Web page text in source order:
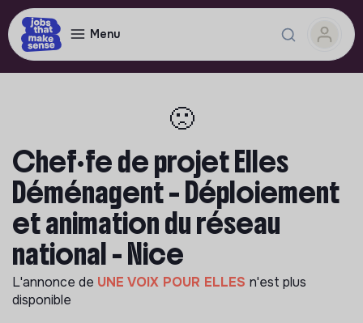
Menu
🙁
Chef·fe de projet Elles
Déménagent – Déploiement
et animation du réseau
national - Nice
L'annonce de UNE VOIX POUR ELLES n'est plus
disponible